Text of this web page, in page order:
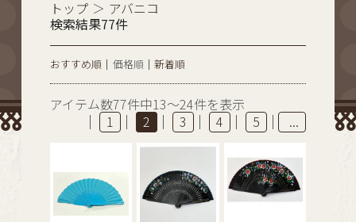
トップ ＞ アバニコ
検索結果77件
おすすめ順 価格順 新着順
アイテム数77件中13～24件を表示
1 2 3 4 5